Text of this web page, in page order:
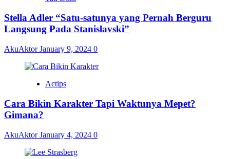
Stella Adler “Satu-satunya yang Pernah Berguru
Langsung Pada Stanislavski”
AkuAktorJanuary 9, 2024 0
Actips
Cara Bikin Karakter Tapi Waktunya Mepet?
Gimana?
AkuAktorJanuary 4, 2024 0